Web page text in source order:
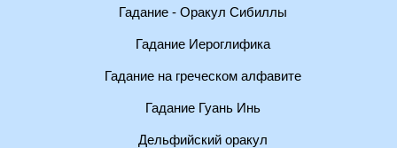
Гадание - Оракул Сибиллы
Гадание Иероглифика
Гадание на греческом алфавите
Гадание Гуань Инь
Дельфийский оракул